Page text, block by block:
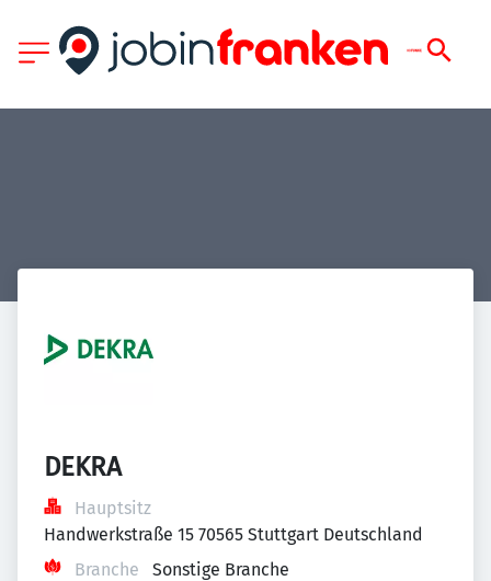
DEKRA
Hauptsitz
Handwerkstraße 15 70565 Stuttgart Deutschland
Branche
Sonstige Branche